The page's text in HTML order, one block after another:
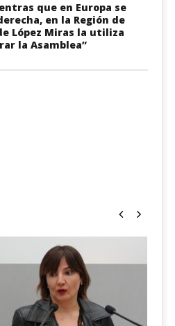
que en Europa se
en la Región de
López Miras la utiliza
la Asamblea”